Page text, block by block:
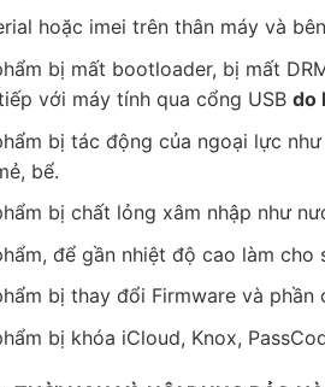
hoặc imei trên thân máy và
bị mất bootloader, bị mất
với máy tính qua cổng USB do
bị tác động của ngoại lực
bể.
bị chất lỏng xâm nhập như
để gần nhiệt độ cao làm
bị thay đổi Firmware và
bị khóa iCloud, Knox,